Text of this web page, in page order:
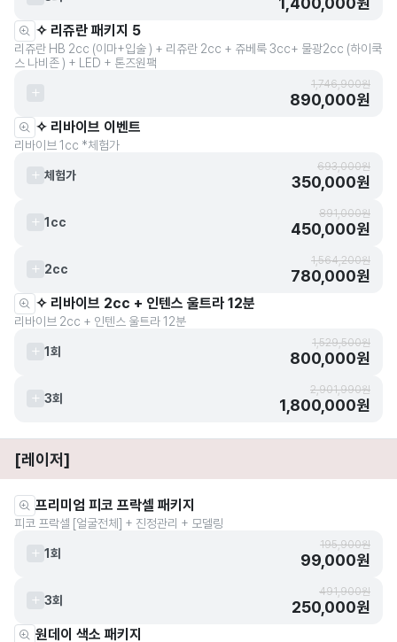
✧ 리쥬란 패키지 5
리쥬란 HB 2cc (이마+입술 ) + 리쥬란 2cc + 쥬베룩 3cc+ 물광2cc (하이쿡
스 나비존 ) + LED + 톤즈원팩
1,746,900원
890,000원
✧ 리바이브 이벤트
리바이브 1cc *체험가
체험가
693,000원
350,000원
1cc
891,000원
450,000원
2cc
1,564,200원
780,000원
✧ 리바이브 2cc + 인텐스 울트라 12분
리바이브 2cc + 인텐스 울트라 12분
1회
1,529,500원
800,000원
3회
2,901,990원
1,800,000원
[레이저]
프리미엄 피코 프락셀 패키지
피코 프락셀 [얼굴전체] + 진정관리 + 모델링
1회
195,900원
99,000원
3회
491,900원
250,000원
원데이 색소 패키지